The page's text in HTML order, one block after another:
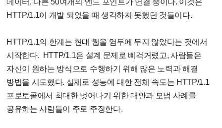
데이터, 다른 50여개의 엔드 포인트가 연결 중이다. 이것은
HTTP/1.1이 개발 되었을 때 생각하지 못했던 것들이다.
HTTP/1.1의 한계는 현대 웹을 염두에 두지 않았다는 것에서
시작한다. HTTP/1.1은 설계 문제로 삐걱거렸고, 사람들은
자신이 원하는 방식으로 수행하기 위해 많은 노력과 해결
방법을 시도했다. 실제로 성능에 대한 전체 속도는 HTTP/1.1
프로토콜에서 최대한 벗어나기 위한 대안과 모범 사례를
공유하는 사람들이 주로 주장한다.